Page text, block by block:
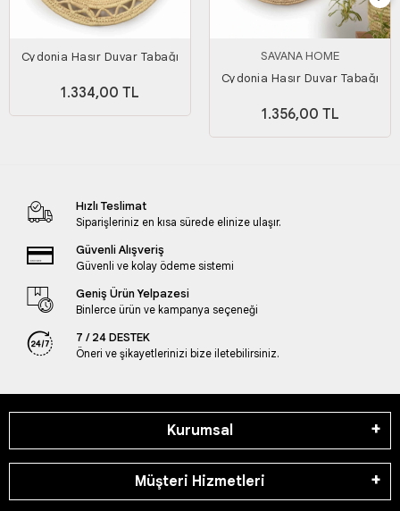
Cydonia Hasır Duvar Tabağı
1.334,00 TL
SAVANA HOME
Cydonia Hasır Duvar Tabağı
1.356,00 TL
Hızlı Teslimat
Siparişleriniz en kısa sürede elinize ulaşır.
Güvenli Alışveriş
Güvenli ve kolay ödeme sistemi
Geniş Ürün Yelpazesi
Binlerce ürün ve kampanya seçeneği
7 / 24 DESTEK
Öneri ve şikayetlerinizi bize iletebilirsiniz.
Kurumsal
Müşteri Hizmetleri